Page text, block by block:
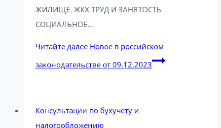
ЖИЛИЩЕ. ЖКХ ТРУД И ЗАНЯТОСТЬ
СОЦИАЛЬНОЕ…
Читайте далее Новое в российском
законодательстве от 09.12.2023
Консультации по бухучету и
налогообложению